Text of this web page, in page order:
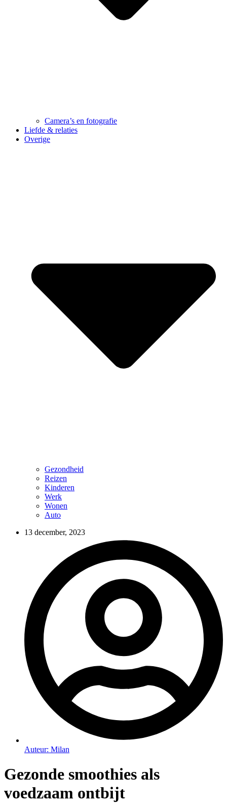
Camera’s en fotografie
Liefde & relaties
Overige
Gezondheid
Reizen
Kinderen
Werk
Wonen
Auto
13 december, 2023
Auteur: Milan
Gezonde smoothies als
voedzaam ontbijt